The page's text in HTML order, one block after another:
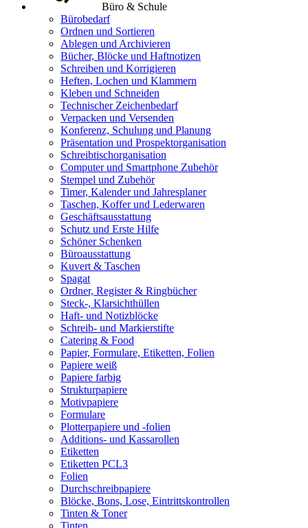
Büro & Schule
Bürobedarf
Ordnen und Sortieren
Ablegen und Archivieren
Bücher, Blöcke und Haftnotizen
Schreiben und Korrigieren
Heften, Lochen und Klammern
Kleben und Schneiden
Technischer Zeichenbedarf
Verpacken und Versenden
Konferenz, Schulung und Planung
Präsentation und Prospektorganisation
Schreibtischorganisation
Computer und Smartphone Zubehör
Stempel und Zubehör
Timer, Kalender und Jahresplaner
Taschen, Koffer und Lederwaren
Geschäftsausstattung
Schutz und Erste Hilfe
Schöner Schenken
Büroausstattung
Kuvert & Taschen
Spagat
Ordner, Register & Ringbücher
Steck-, Klarsichthüllen
Haft- und Notizblöcke
Schreib- und Markierstifte
Catering & Food
Papier, Formulare, Etiketten, Folien
Papiere weiß
Papiere farbig
Strukturpapiere
Motivpapiere
Formulare
Plotterpapiere und -folien
Additions- und Kassarollen
Etiketten
Etiketten PCL3
Folien
Durchschreibpapiere
Blöcke, Bons, Lose, Eintrittskontrollen
Tinten & Toner